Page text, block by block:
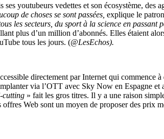
youtubeurs vedettes et son écosystème, des
de choses se sont passées, explique le
les secteurs, du sport à la science en passant
plus d’un million d’abonnés. Elles étaient
tous les jours. (@LesEchos).
directement par Internet qui commence à
via l’OTT avec Sky Now en Espagne et
cutting » fait les gros titres. Il y a une raison
Web sont un moyen de proposer des prix